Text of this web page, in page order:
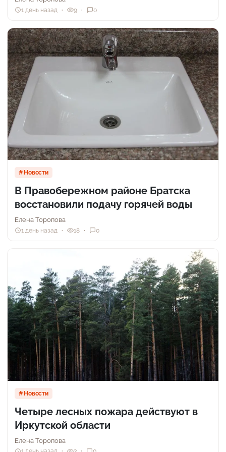
1 день назад 9 0
Новости
В Правобережном районе Братска
восстановили подачу горячей воды
Елена Торопова
1 день назад 18 0
Новости
Четыре лесных пожара действуют в
Иркутской области
Елена Торопова